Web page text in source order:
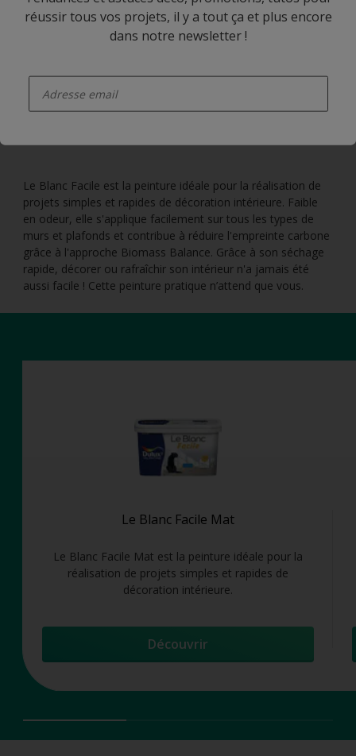
Le Blanc Facile est la peinture idéale pour la réalisation de
projets simples et rapides de décoration intérieure. Faible
en odeur, elle s'applique facilement sur tous les types de
murs et plafonds et contribue à réduire l'empreinte carbone
grâce à l'approche Biomass Balance. Grâce à son séchage
rapide, décorer ou rafraîchir son intérieur n'a jamais été
aussi facile ! Cette peinture pratique n’attend que vous.
Le Blanc Facile Mat
Le Blanc Facile Mat est la peinture idéale pour la
réalisation de projets simples et rapides de
décoration intérieure.
Découvrir
réussir tous vos projets, il y a tout ça et plus encore
dans notre newsletter !